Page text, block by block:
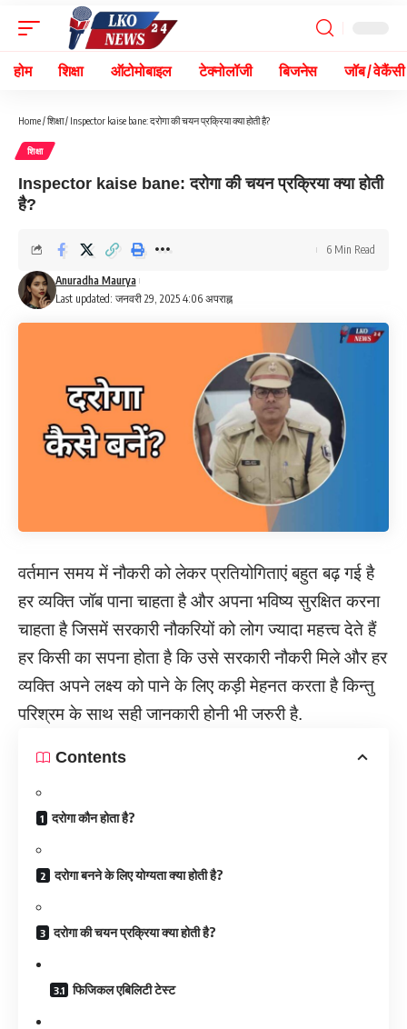
होम शिक्षा ऑटोमोबाइल टेक्नोलॉजी बिजनेस जॉब / वेकैंसी
Home/शिक्षा/ Inspector kaise bane: दरोगा की चयन प्रक्रिया क्या होती है?
शिक्षा
Inspector kaise bane: दरोगा की चयन प्रक्रिया क्या होती
है?
Last updated: जनवरी 29, 2025 4:06 अपराह्न
Anuradha Maurya
6 Min Read
वर्तमान समय में नौकरी को लेकर प्रतियोगिताएं बहुत बढ़ गई है
हर व्यक्ति जॉब पाना चाहता है और अपना भविष्य सुरक्षित करना
चाहता है जिसमें सरकारी नौकरियों को लोग ज्यादा महत्त्व देते हैं
हर किसी का सपना होता है कि उसे सरकारी नौकरी मिले और हर
व्यक्ति अपने लक्ष्य को पाने के लिए कड़ी मेहनत करता है किन्तु
परिश्रम के साथ सही जानकारी होनी भी जरुरी है.
Contents
दरोगा कौन होता है?
दरोगा बनने के लिए योग्यता क्या होती है?
दरोगा की चयन प्रक्रिया क्या होती है?
फिजिकल एबिलिटी टेस्ट